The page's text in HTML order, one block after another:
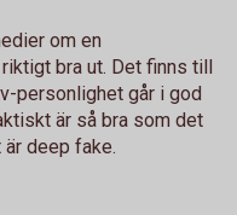
om en
bra ut. Det finns till
personlighet går i god
är så bra som det
deep fake.